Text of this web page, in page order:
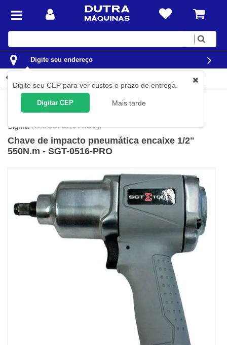
Digite
Digite seu endereço
Digite seu CEP para ver custos e prazo de entrega.
Digitar CEP Mais tarde
Ferramentas Ferramentas Elétricas
Chaves de Impacto
Sigma (Cód.SGT-0516-PRO )
Chave de impacto pneumática encaixe 1/2"
550N.m - SGT-0516-PRO